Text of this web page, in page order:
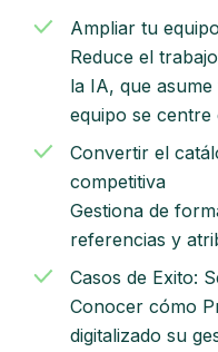
Ampliar tu
Reduce el
la IA, que
equipo se
Convertir el
competitiva
Gestiona de
referencias y
Casos de Exito:
Conocer cómo
digitalizado su